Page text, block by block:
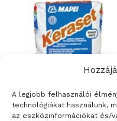
A legjobb felhasználói
technológiákat használunk,
az eszközinformációkat és/